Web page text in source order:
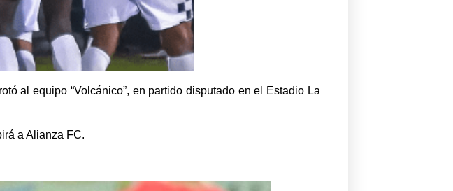
al equipo “Volcánico”, en partido disputado en el Estadio La
a Alianza FC.